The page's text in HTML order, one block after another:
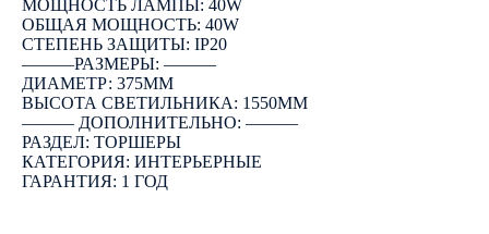
МОЩНОСТЬ ЛАМПЫ: 40W
ОБЩАЯ МОЩНОСТЬ: 40W
СТЕПЕНЬ ЗАЩИТЫ: IP20
―――РАЗМЕРЫ: ―――
ДИАМЕТР: 375ММ
ВЫСОТА СВЕТИЛЬНИКА: 1550ММ
――― ДОПОЛНИТЕЛЬНО: ―――
РАЗДЕЛ: ТОРШЕРЫ
КАТЕГОРИЯ: ИНТЕРЬЕРНЫЕ
ГАРАНТИЯ: 1 ГОД